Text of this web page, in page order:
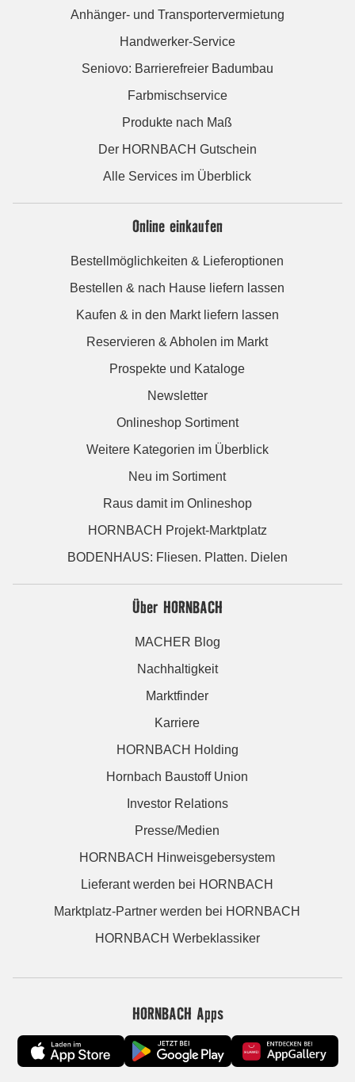
Anhänger- und Transportervermietung
Handwerker-Service
Seniovo: Barrierefreier Badumbau
Farbmischservice
Produkte nach Maß
Der HORNBACH Gutschein
Alle Services im Überblick
Online einkaufen
Bestellmöglichkeiten & Lieferoptionen
Bestellen & nach Hause liefern lassen
Kaufen & in den Markt liefern lassen
Reservieren & Abholen im Markt
Prospekte und Kataloge
Newsletter
Onlineshop Sortiment
Weitere Kategorien im Überblick
Neu im Sortiment
Raus damit im Onlineshop
HORNBACH Projekt-Marktplatz
BODENHAUS: Fliesen. Platten. Dielen
Über HORNBACH
MACHER Blog
Nachhaltigkeit
Marktfinder
Karriere
HORNBACH Holding
Hornbach Baustoff Union
Investor Relations
Presse/Medien
HORNBACH Hinweisgebersystem
Lieferant werden bei HORNBACH
Marktplatz-Partner werden bei HORNBACH
HORNBACH Werbeklassiker
HORNBACH Apps